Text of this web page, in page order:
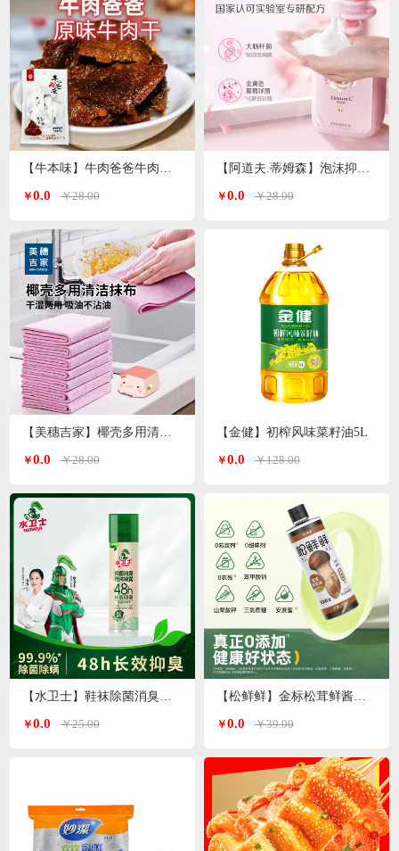
￥0.0 ￥28.00
￥0.0 ￥28.00
￥0.0 ￥25.00
￥0.0 ￥28.00
【金健】初榨风味菜籽油5L
￥0.0 ￥128.00
￥0.0 ￥39.00